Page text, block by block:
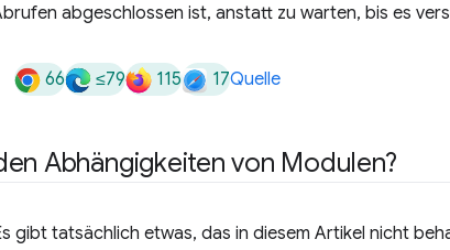
abgeschlossen ist, anstatt zu warten, bis es
66 ≤79 115 17Quelle
Abhängigkeiten von Modulen?
gibt tatsächlich etwas, das in diesem Artikel nicht